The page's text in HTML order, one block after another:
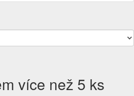
více než 5 ks